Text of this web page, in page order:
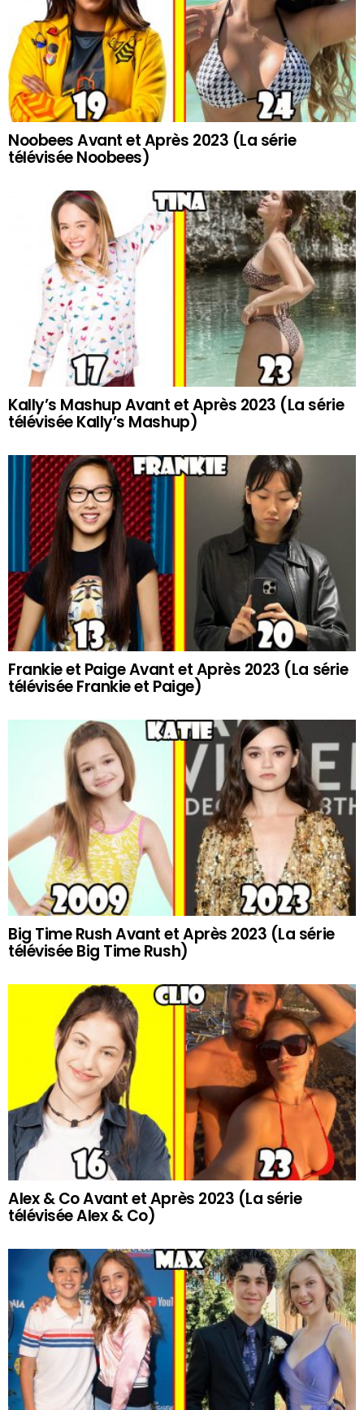
Noobees Avant et Après 2023 (La série
télévisée Noobees)
Kally’s Mashup Avant et Après 2023 (La série
télévisée Kally’s Mashup)
Frankie et Paige Avant et Après 2023 (La série
télévisée Frankie et Paige)
Big Time Rush Avant et Après 2023 (La série
télévisée Big Time Rush)
Alex & Co Avant et Après 2023 (La série
télévisée Alex & Co)